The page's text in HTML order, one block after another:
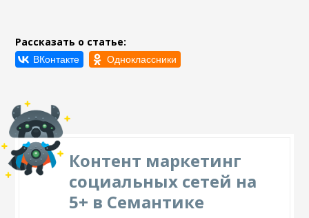
Рассказать о статье:
Контент маркетинг
социальных сетей на
5+ в Семантике